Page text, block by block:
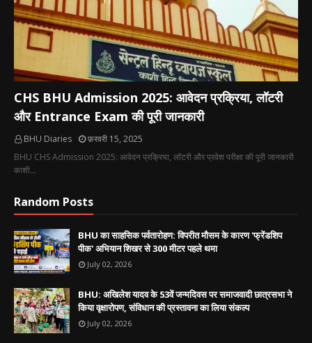
CHS BHU Admission 2025: आवेदन प्रक्रिया, लॉटरी
और Entrance Exam की पूरी जानकारी
BHU Diaries
फ़रवरी 15, 2025
BHU CHS Admission 2025: आवेदन प्रक्रिया, लॉटरी और प्रवेश परीक्षा की पूरी जानकारी
काशी…
Random Posts
BHU का साहसिक पर्वतारोहण: विपरीत मौसम के कारण 'फ्रेंडशिप
पीक' अभियान शिखर से 300 मीटर पहले थमा
July 02, 2026
BHU: अखिलेश यादव के 53वें जन्मदिवस पर समाजवादी छात्रसभा ने
किया वृक्षारोपण, संविधान की प्रस्तावना का लिया संकल्प
July 02, 2026